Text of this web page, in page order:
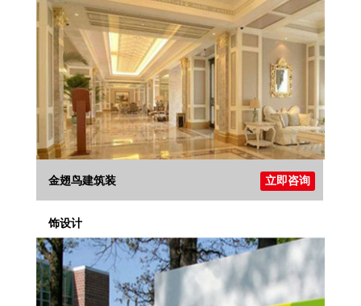
金翅鸟建筑装
饰设计
立即咨询